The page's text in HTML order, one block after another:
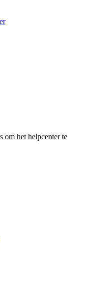
om het helpcenter te